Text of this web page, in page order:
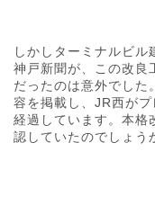
しかしターミナルビル
神戸新聞が、この改良
だったのは意外でした
容を掲載し、JR西が
経過しています。本格
認していたのでしょう